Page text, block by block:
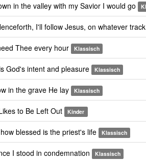
in the valley with my Savior I would go
I'll follow Jesus, on whatever track
Thee every hour Klassisch
God's intent and pleasure Klassisch
in the grave He lay Klassisch
to Be Left Out Kinder
blessed is the priest's life Klassisch
I stood in condemnation Klassisch